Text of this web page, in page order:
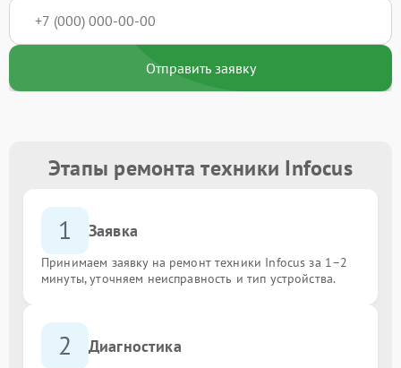
Отправить заявку
Этапы ремонта техники Infocus
1 Заявка
Принимаем заявку на ремонт техники Infocus за 1–2
минуты, уточняем неисправность и тип устройства.
2 Диагностика